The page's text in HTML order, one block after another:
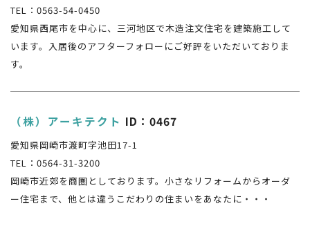
TEL：0563-54-0450
愛知県西尾市を中心に、三河地区で木造注文住宅を建築施工して
います。入居後のアフターフォローにご好評をいただいておりま
す。
（株）アーキテクト ID：0467
愛知県岡崎市渡町字池田17-1
TEL：0564-31-3200
岡崎市近郊を商圏としております。小さなリフォームからオーダ
ー住宅まで、他とは違うこだわりの住まいをあなたに・・・